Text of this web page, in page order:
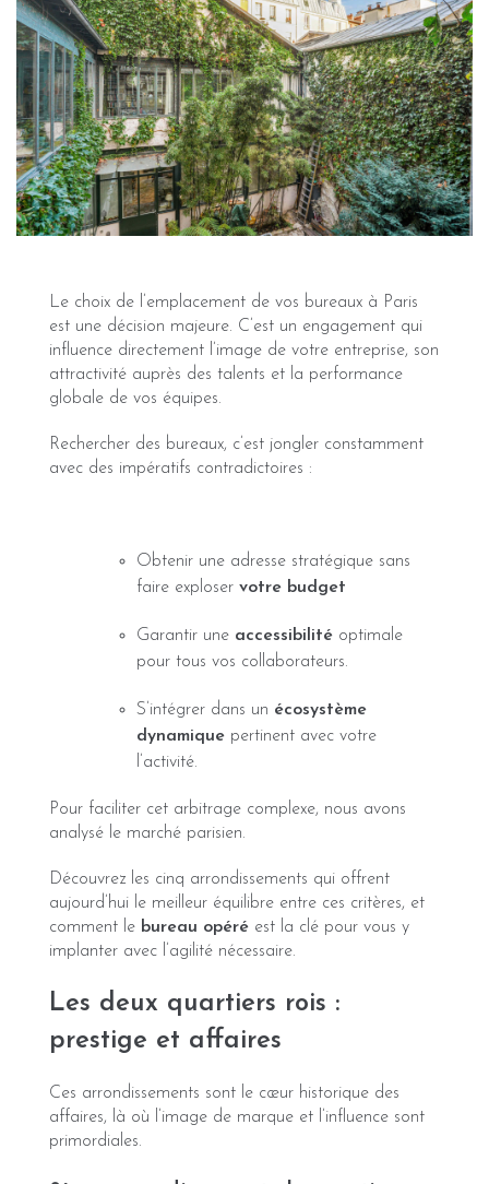
Le choix de l’emplacement de vos bureaux à Paris
est une décision majeure. C’est un engagement qui
influence directement l’image de votre entreprise, son
attractivité auprès des talents et la performance
globale de vos équipes.
Rechercher des bureaux, c’est jongler constamment
avec des impératifs contradictoires :
Obtenir une adresse stratégique sans
faire exploser votre budget
Garantir une accessibilité optimale
pour tous vos collaborateurs.
S’intégrer dans un écosystème
dynamique pertinent avec votre
l’activité.
Pour faciliter cet arbitrage complexe, nous avons
analysé le marché parisien.
Découvrez les cinq arrondissements qui offrent
aujourd’hui le meilleur équilibre entre ces critères, et
comment le bureau opéré est la clé pour vous y
implanter avec l’agilité nécessaire.
Les deux quartiers rois :
prestige et affaires
Ces arrondissements sont le cœur historique des
affaires, là où l’image de marque et l’influence sont
primordiales.